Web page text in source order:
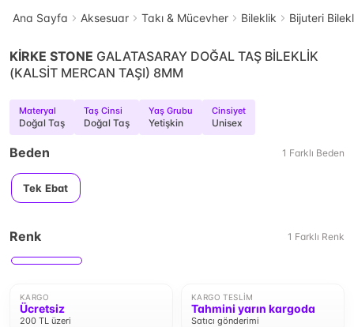
Ana Sayfa Aksesuar Takı & Mücevher Bileklik Bijuteri
KİRKE STONE GALATASARAY DOĞAL TAŞ BİLEKLİK
(KALSİT MERCAN TAŞI) 8MM
Materyal
Doğal Taş
Taş Cinsi
Doğal Taş
Yaş Grubu
Yetişkin
Cinsiyet
Unisex
Beden 1 Farklı Beden
Tek Ebat
Renk 1 Farklı Renk
KARGO
Ücretsiz
200 TL üzeri
KARGO TESLIM
Tahmini yarın kargoda
Satıcı gönderimi